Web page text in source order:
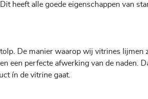
heeft alle goede eigenschappen van
De manier waarop wij vitrines lijmen
een perfecte afwerking van de naden.
ín de vitrine gaat.